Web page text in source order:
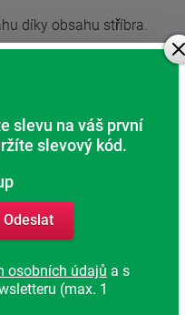
díky obsahu stříbra.
slevu na váš první
slevový kód.
Odeslat
osobních údajů a s
(max. 1